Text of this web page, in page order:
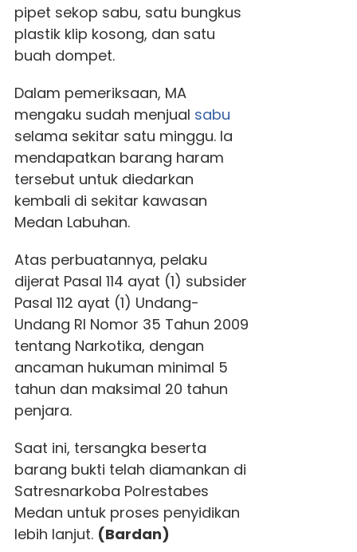
pipet sekop sabu, satu bungkus
plastik klip kosong, dan satu
buah dompet.
Dalam pemeriksaan, MA
mengaku sudah menjual sabu
selama sekitar satu minggu. Ia
mendapatkan barang haram
tersebut untuk diedarkan
kembali di sekitar kawasan
Medan Labuhan.
Atas perbuatannya, pelaku
dijerat Pasal 114 ayat (1) subsider
Pasal 112 ayat (1) Undang-
Undang RI Nomor 35 Tahun 2009
tentang Narkotika, dengan
ancaman hukuman minimal 5
tahun dan maksimal 20 tahun
penjara.
Saat ini, tersangka beserta
barang bukti telah diamankan di
Satresnarkoba Polrestabes
Medan untuk proses penyidikan
lebih lanjut. (Bardan)